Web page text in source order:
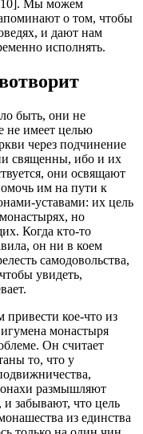
[10]. Мы можем
о том, чтобы
и дают нам
исполнять.
быть, они не
не имеет целью
через подчинение
священны, ибо и их
они освящают
им на пути к
уставами: их цель
но
Когда кто-то
он ни в коем
самодовольства,
увидеть,
кое-что из
монастыря
Он считает
то, что у
размышляют
забывают, что цель
из единства